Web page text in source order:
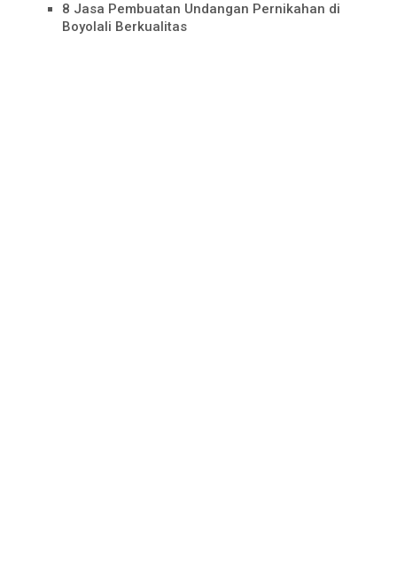
8 Jasa Pembuatan Undangan Pernikahan di
Boyolali Berkualitas